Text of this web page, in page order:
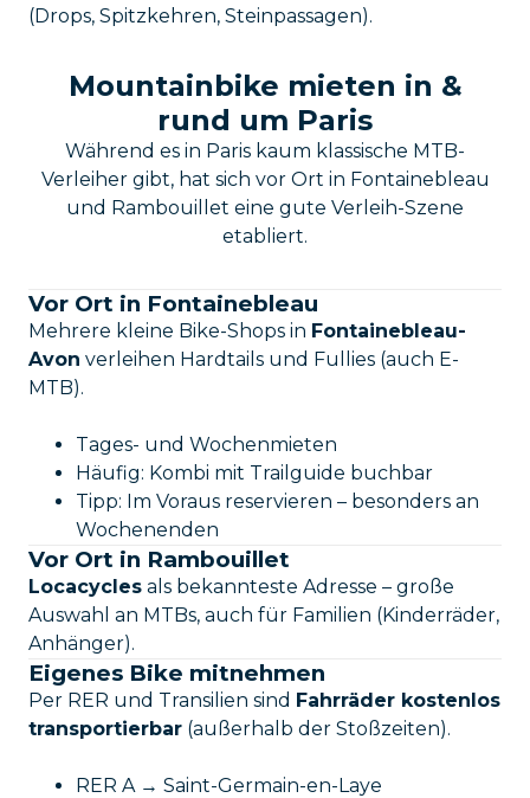
(Drops, Spitzkehren, Steinpassagen).
Mountainbike mieten in &
rund um Paris
Während es in Paris kaum klassische MTB-
Verleiher gibt, hat sich vor Ort in Fontainebleau
und Rambouillet eine gute Verleih-Szene
etabliert.
Vor Ort in Fontainebleau
Mehrere kleine Bike-Shops in Fontainebleau-
Avon verleihen Hardtails und Fullies (auch E-
MTB).
Tages- und Wochenmieten
Häufig: Kombi mit Trailguide buchbar
Tipp: Im Voraus reservieren – besonders an
Wochenenden
Vor Ort in Rambouillet
Locacycles als bekannteste Adresse – große
Auswahl an MTBs, auch für Familien (Kinderräder,
Anhänger).
Eigenes Bike mitnehmen
Per RER und Transilien sind Fahrräder kostenlos
transportierbar (außerhalb der Stoßzeiten).
RER A → Saint-Germain-en-Laye